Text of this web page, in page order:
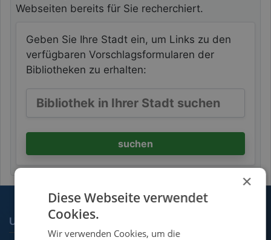
Webseiten bereits für Sie recherchiert.
Geben Sie Ihre Stadt ein, um Links zu den
verfügbaren Vorschlagsformularen der
Bibliotheken zu erhalten:
Bibliothek in Ihrer Stadt suchen
suchen
UNSERE FACHGEBIETE
×
Diese Webseite verwendet
Cookies.
Wir verwenden Cookies, um die